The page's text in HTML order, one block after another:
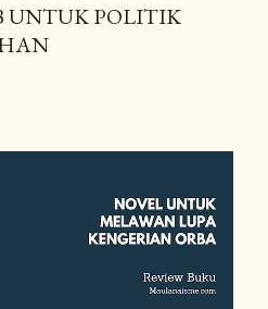
UNTUK POLITIK